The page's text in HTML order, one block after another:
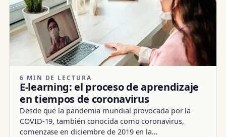
6 MIN DE LECTURA
E-learning: el proceso de aprendizaje
en tiempos de coronavirus
Desde que la pandemia mundial provocada por la
COVID-19, también conocida como coronavirus,
comenzase en diciembre de 2019 en la…